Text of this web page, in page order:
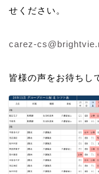
せください。
carez-
皆様の声をお待ちし